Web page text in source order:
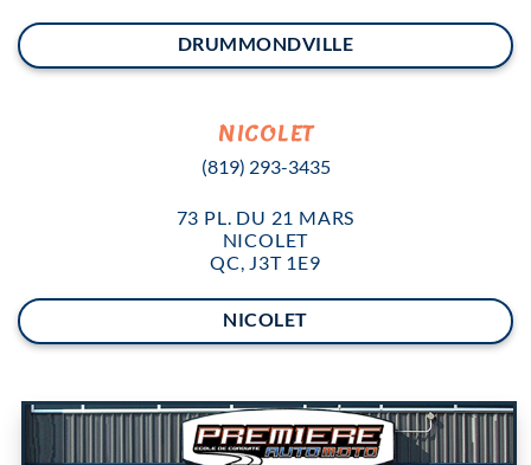
DRUMMONDVILLE
NICOLET
(819) 293-3435
73 PL. DU 21 MARS
NICOLET
QC, J3T 1E9
NICOLET